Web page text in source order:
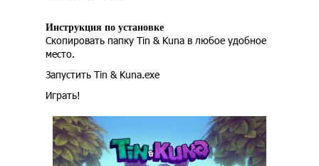
Инструкция по установке
Скопировать папку Tin & Kuna в любое удобное
место.
Запустить Tin & Kuna.exe
Играть!